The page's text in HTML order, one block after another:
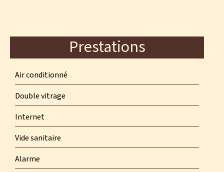
Prestations
Air conditionné
Double vitrage
Internet
Vide sanitaire
Alarme